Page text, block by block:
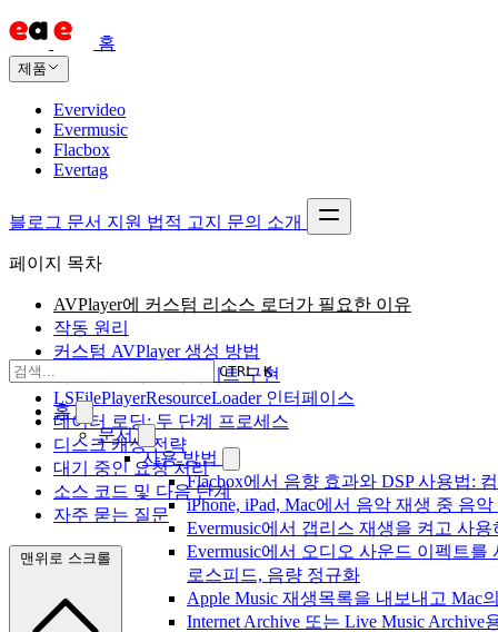
홈
제품
Evervideo
Evermusic
Flacbox
Evertag
블로그 문서 지원 법적 고지 문의 소개
CTRL K
홈
문서
사용 방법
Flacbox에서 음향 효과와 DSP 사용법:
iPhone, iPad, Mac에서 음악 재생 중 음
Evermusic에서 갭리스 재생을 켜고 사
Evermusic에서 오디오 사운드 이펙트
로스피드, 음량 정규화
Apple Music 재생목록을 내보내고 Mac
Internet Archive 또는 Live Music
페이지 목차
AVPlayer에 커스텀 리소스 로더가 필요한 이유
작동 원리
커스텀 AVPlayer 생성 방법
리소스 로더 델리게이트 구현
LSFilePlayerResourceLoader 인터페이스
데이터 로딩: 두 단계 프로세스
디스크 캐싱 전략
대기 중인 요청 처리
소스 코드 및 다음 단계
자주 묻는 질문
맨위로 스크롤